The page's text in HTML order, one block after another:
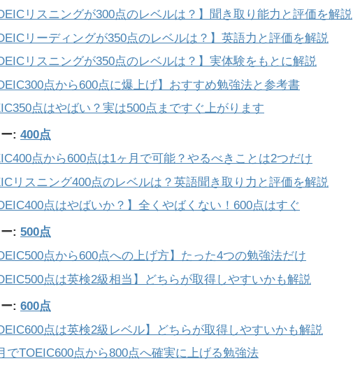
リスニングが300点のレベルは？】聞き取り能力と評価を解説
リーディングが350点のレベルは？】英語力と評価を解説
リスニングが350点のレベルは？】実体験をもとに解説
点から600点に爆上げ】おすすめ勉強法と参考書
点はやばい？実は500点まですぐ上がります
: 400点
点から600点は1ヶ月で可能？やるべきことは2つだけ
リスニング400点のレベルは？英語聞き取り力と評価を解説
点はやばいか？】全くやばくない！600点はすぐ
: 500点
点から600点への上げ方】たった4つの勉強法だけ
点は英検2級相当】どちらが取得しやすいかも解説
: 600点
点は英検2級レベル】どちらが取得しやすいかも解説
でTOEIC600点から800点へ確実に上げる勉強法